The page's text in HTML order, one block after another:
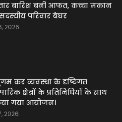
बारिश बनी आफत, कच्चा मकान
परिवार बेघर
2026
कर व्यवस्था के दृष्टिगत
क्षेत्रों के प्रतिनिधियों के साथ
गया आयोजन।
2026